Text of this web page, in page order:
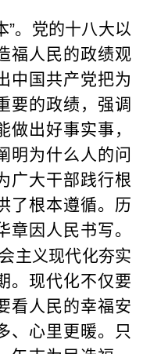
”。党的十八大以
福人民的政绩观
中国共产党把为
要的政绩，强调
出好事实事，
明为什么人的问
广大干部践行根
了根本遵循。历
因人民书写。
主义现代化夯实
。现代化不仅要
看人民的幸福安
、心里更暖。只